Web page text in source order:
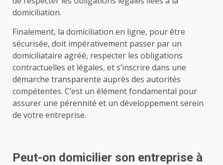
domiciliation.
Finalement, la domiciliation en ligne, pour être
sécurisée, doit impérativement passer par un
domiciliataire agréé, respecter les obligations
contractuelles et légales, et s’inscrire dans une
démarche transparente auprès des autorités
compétentes. C’est un élément fondamental pour
assurer une pérennité et un développement serein
de votre entreprise.
Peut-on domicilier son entreprise à